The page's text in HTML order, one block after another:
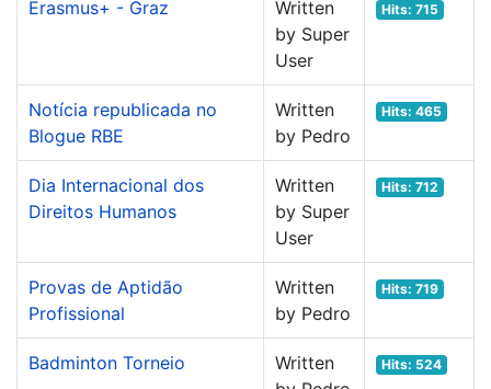
Erasmus+ - Graz
Written
by Super
User
Hits: 715
Notícia republicada no
Blogue RBE
Written
by Pedro
Hits: 465
Dia Internacional dos
Direitos Humanos
Written
by Super
User
Hits: 712
Provas de Aptidão
Profissional
Written
by Pedro
Hits: 719
Badminton Torneio
Written
Hits: 524